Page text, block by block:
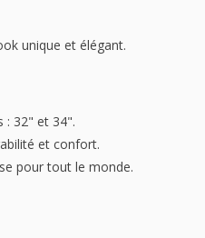
unique et élégant.
: 32" et 34".
et confort.
pour tout le monde.